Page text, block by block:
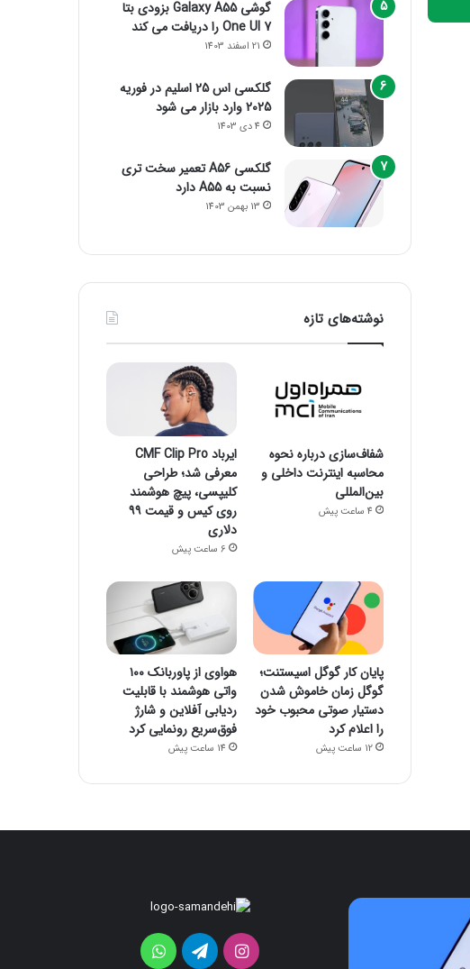
گوشی Galaxy A55 بزودی بتا
One UI 7 را دریافت می کند
21 اسفند 1403
گلکسی اس 25 اسلیم در فوریه
2025 وارد بازار می شود
4 دی 1403
گلکسی A56 تعمیر سخت تری
نسبت به A55 دارد
13 بهمن 1403
نوشته‌های تازه
شفاف‌سازی درباره نحوه
محاسبه اینترنت داخلی و
بین‌المللی
4 ساعت پیش
ایرباد CMF Clip Pro
معرفی شد؛ طراحی
کلیپسی، پیچ هوشمند
روی کیس و قیمت ۹۹
دلاری
6 ساعت پیش
پایان کار گوگل اسیستنت؛
گوگل زمان خاموش شدن
دستیار صوتی محبوب خود
را اعلام کرد
12 ساعت پیش
هواوی از پاوربانک ۱۰۰
واتی هوشمند با قابلیت
ردیابی آفلاین و شارژ
فوق‌سریع رونمایی کرد
14 ساعت پیش
اینستاگرامتلگرام واتس